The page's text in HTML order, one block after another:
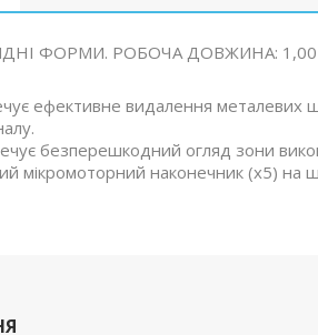
ФОРМИ. РОБОЧА ДОВЖИНА: 1,00
ефективне видалення металевих
безперешкодний огляд зони
мікромоторний наконечник (х5) на